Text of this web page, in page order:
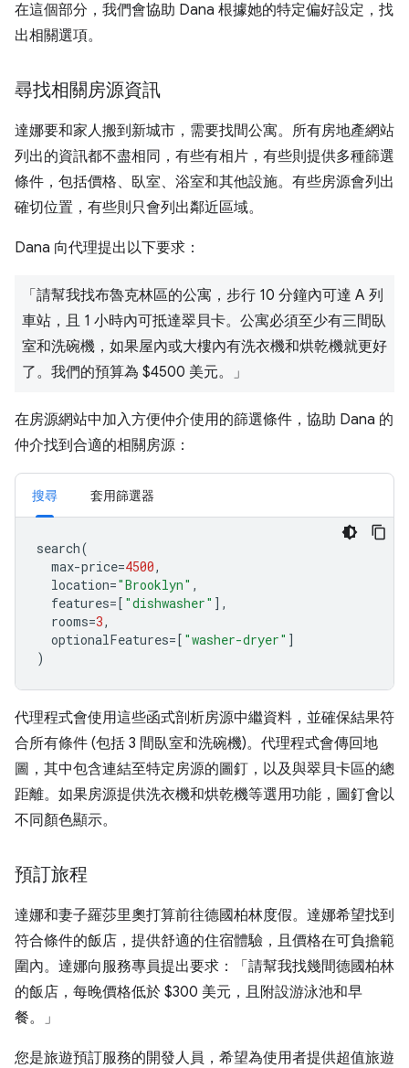
在這個部分，我們會協助 Dana 根據她的特定偏好設定，找
出相關選項。
尋找相關房源資訊
達娜要和家人搬到新城市，需要找間公寓。所有房地產網站
列出的資訊都不盡相同，有些有相片，有些則提供多種篩選
條件，包括價格、臥室、浴室和其他設施。有些房源會列出
確切位置，有些則只會列出鄰近區域。
Dana 向代理提出以下要求：
「請幫我找布魯克林區的公寓，步行 10 分鐘內可達 A 列
車站，且 1 小時內可抵達翠貝卡。公寓必須至少有三間臥
室和洗碗機，如果屋內或大樓內有洗衣機和烘乾機就更好
了。我們的預算為 $4500 美元。」
在房源網站中加入方便仲介使用的篩選條件，協助 Dana 的
仲介找到合適的相關房源：
搜尋 套用篩選器
search(
max-price=4500,
location="Brooklyn" ,
features=[ "dishwasher" ],
rooms=3,
optionalFeatures=[ "washer-dryer" ]
)
代理程式會使用這些函式剖析房源中繼資料，並確保結果符
合所有條件 (包括 3 間臥室和洗碗機)。代理程式會傳回地
圖，其中包含連結至特定房源的圖釘，以及與翠貝卡區的總
距離。如果房源提供洗衣機和烘乾機等選用功能，圖釘會以
不同顏色顯示。
預訂旅程
達娜和妻子羅莎里奧打算前往德國柏林度假。達娜希望找到
符合條件的飯店，提供舒適的住宿體驗，且價格在可負擔範
圍內。達娜向服務專員提出要求：「請幫我找幾間德國柏林
的飯店，每晚價格低於 $300 美元，且附設游泳池和早
餐。」
您是旅遊預訂服務的開發人員，希望為使用者提供超值旅遊